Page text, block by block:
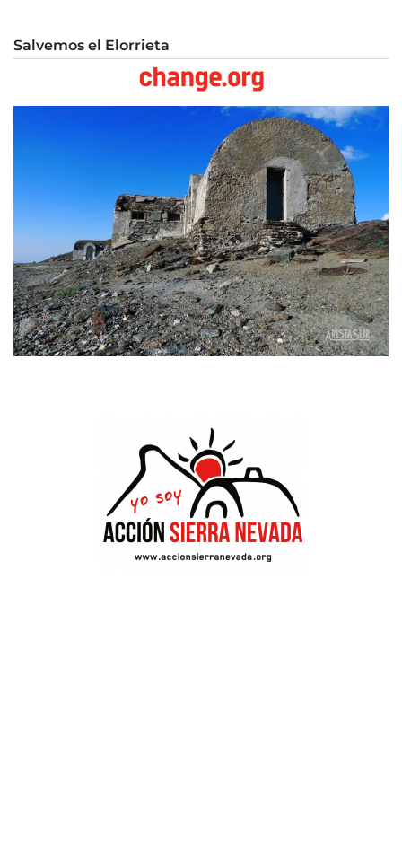
Salvemos el Elorrieta